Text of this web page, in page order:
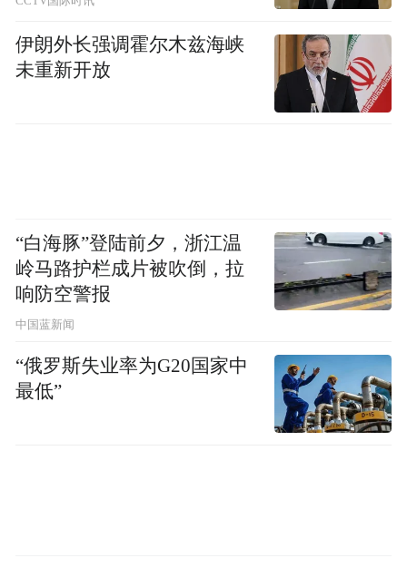
伊朗外长强调霍尔木兹海峡
未重新开放
“白海豚”登陆前夕，浙江温
岭马路护栏成片被吹倒，拉
响防空警报
中国蓝新闻
“俄罗斯失业率为G20国家中
最低”